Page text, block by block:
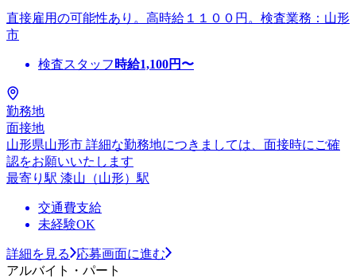
直接雇用の可能性あり。高時給１１００円。検査業務：山形
市
検査スタッフ 時給1,100円〜
勤務地
面接地
山形県山形市 詳細な勤務地につきましては、面接時にご確
認をお願いいたします
最寄り駅 漆山（山形）駅
交通費支給
未経験OK
詳細を見る
応募画面に進む
アルバイト・パート